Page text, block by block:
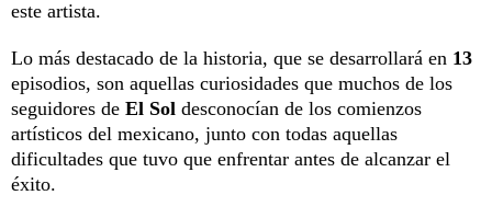
este artista.
Lo más destacado de la historia, que se desarrollará en 13
episodios, son aquellas curiosidades que muchos de los
seguidores de El Sol desconocían de los comienzos
artísticos del mexicano, junto con todas aquellas
dificultades que tuvo que enfrentar antes de alcanzar el
éxito.